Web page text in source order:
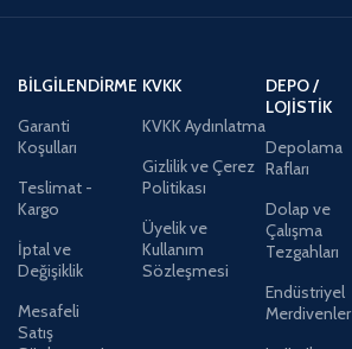
BILGILENDIRME
Garanti
Koşulları
Teslimat -
Kargo
İptal ve
Değişiklik
Mesafeli
Satış
KVKK
KVKK Aydınlatma
Gizlilik ve Çerez
Politikası
Üyelik ve
Kullanım
Sözleşmesi
DEPO /
LOJISTIK
Depolama
Rafları
Dolap ve
Çalışma
Tezgahları
Endüstriyel
Merdivenler